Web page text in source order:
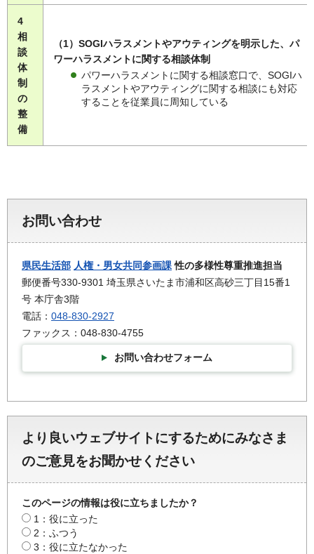
4
相
談
体
制
の
整
備
（1）SOGIハラスメントやアウティングを明示した、パ
ワーハラスメントに関する相談体制
パワーハラスメントに関する相談窓口で、SOGIハ
ラスメントやアウティングに関する相談にも対応
することを従業員に周知している
お問い合わせ
県民生活部 人権・男女共同参画課性の多様性尊重推進担当
郵便番号330-9301 埼玉県さいたま市浦和区高砂三丁目15番1
号 本庁舎3階
電話： 048-830-2927
ファックス：048-830-4755
お問い合わせフォーム
より良いウェブサイトにするためにみなさま
のご意見をお聞かせください
このページの情報は役に立ちましたか？
1：役に立った
2：ふつう
3：役に立たなかった